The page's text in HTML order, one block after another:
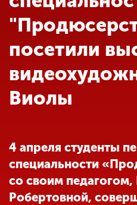
Обучение
Наука
Другие виды
деятельности
посетили
Виолы
4 апреля студенты
специальности
со своим
Робертовной,